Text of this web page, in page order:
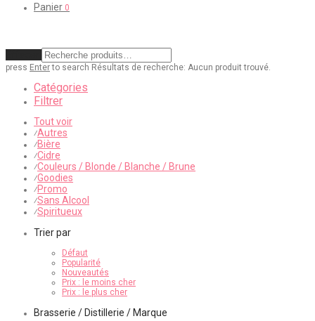
Panier 0
press Enterto search Résultats de recherche: Aucun produit trouvé.
Catégories
Filtrer
Tout voir
⁄Autres
⁄Bière
⁄Cidre
⁄Couleurs / Blonde / Blanche / Brune
⁄Goodies
⁄Promo
⁄Sans Alcool
⁄Spiritueux
Trier par
Défaut
Popularité
Nouveautés
Prix : le moins cher
Prix : le plus cher
Brasserie / Distillerie / Marque